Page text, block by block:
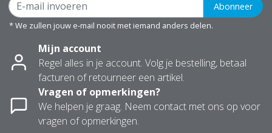
Abonneer
* We zullen jouw e-mail nooit met iemand anders delen.
Mijn account
Regel alles in je account. Volg je bestelling, betaal
facturen of retourneer een artikel.
Vragen of opmerkingen?
We helpen je graag. Neem contact met ons op voor
vragen of opmerkingen.